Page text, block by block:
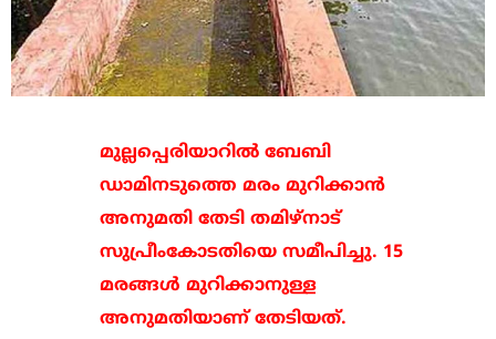
മുല്ലപ്പെരിയാറില്‍ ബേബി
ഡാമിനടുത്തെ മരം മുറിക്കാന്‍
അനുമതി തേടി തമിഴ്‌നാട്
സുപ്രീംകോടതിയെ സമീപിച്ചു. 15
മരങ്ങള്‍ മുറിക്കാനുള്ള
അനുമതിയാണ് തേടിയത്.